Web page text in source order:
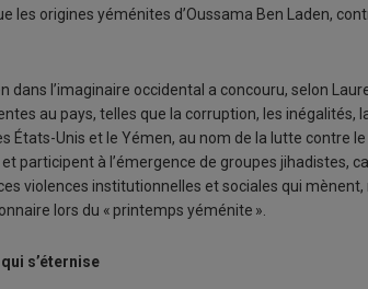
les origines yéménites d’Oussama Ben Laden,
dans l’imaginaire occidental a concouru, selon
au pays, telles que la corruption, les inégalités,
États-Unis et le Yémen, au nom de la lutte contre
participent à l’émergence de groupes jihadistes,
violences institutionnelles et sociales qui
lors du « printemps yéménite ».
s’éternise